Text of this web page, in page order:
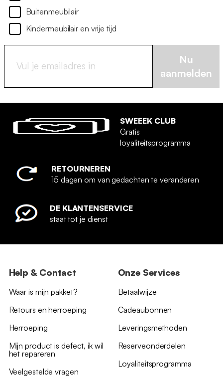
Buitenmeubilair
Kindermeubilair en vrije tijd
Nu
aanmelden
SWEEEK CLUB
Gratis
loyaliteitsprogramma
RETOURNEREN
15 dagen om van gedachten te veranderen
DE KLANTENSERVICE
staat tot je dienst
Help & Contact
Waar is mijn pakket?
Retours en herroeping
Herroeping
Mijn product is defect, ik wil
het repareren
Veelgestelde vragen
Onze Services
Betaalwijze
Cadeaubonnen
Leveringsmethoden
Reserveonderdelen
Loyaliteitsprogramma